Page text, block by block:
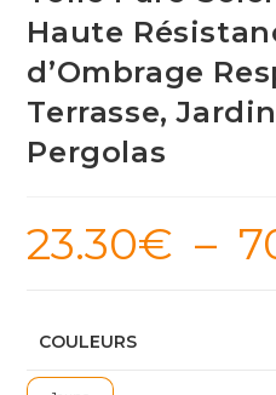
Haute
d’Ombrage
Terrasse,
Pergolas
23.30€ –
COULEURS